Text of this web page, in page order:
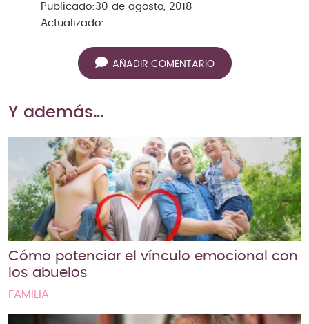
Publicado: 30 de agosto, 2018
Actualizado:
AÑADIR COMENTARIO
Y además…
Cómo potenciar el vínculo emocional con
los abuelos
FAMILIA